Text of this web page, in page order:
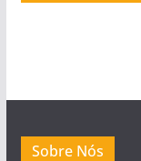
Sobre Nós